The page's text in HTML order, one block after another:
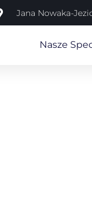
Jana Nowaka-
Nasze